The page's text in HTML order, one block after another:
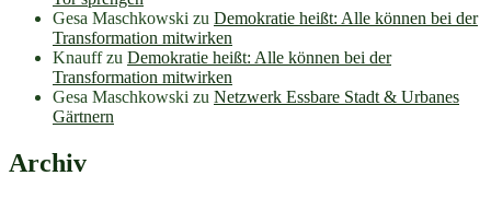
Gesa Maschkowski zu Demokratie heißt: Alle können bei der
Transformation mitwirken
Knauffzu Demokratie heißt: Alle können bei der
Transformation mitwirken
Gesa Maschkowski zu Netzwerk Essbare Stadt & Urbanes
Gärtnern
Archiv